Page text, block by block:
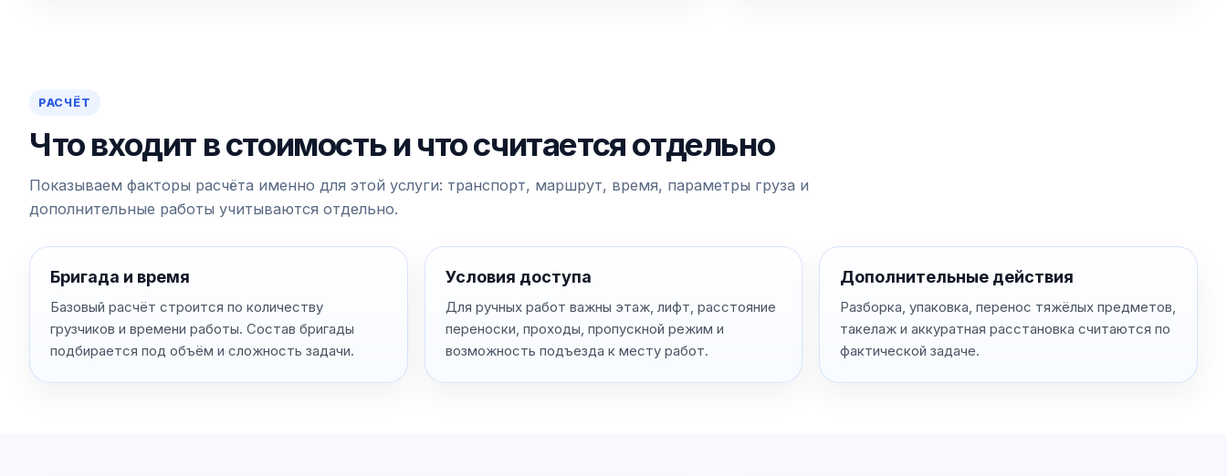
РАСЧЁТ
Что входит в стоимость и что считается отдельно
Показываем факторы расчёта именно для этой услуги: транспорт, маршрут, время, параметры груза и
дополнительные работы учитываются отдельно.
Бригада и время
Базовый расчёт строится по количеству
грузчиков и времени работы. Состав бригады
подбирается под объём и сложность задачи.
Условия доступа
Для ручных работ важны этаж, лифт, расстояние
переноски, проходы, пропускной режим и
возможность подъезда к месту работ.
Дополнительные действия
Разборка, упаковка, перенос тяжёлых предметов,
такелаж и аккуратная расстановка считаются по
фактической задаче.